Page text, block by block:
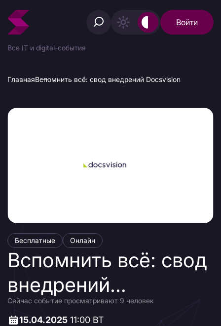
Войти
Все IT и digital-события
ГлавнаяВспомнить всё: свод внедрений Docsvision
Бесплатные Онлайн
Вспомнить всё: свод
внедрений
Docsvision
Сейчас событие просматривают 9 человек
15.04.2025 11:00 ВТ